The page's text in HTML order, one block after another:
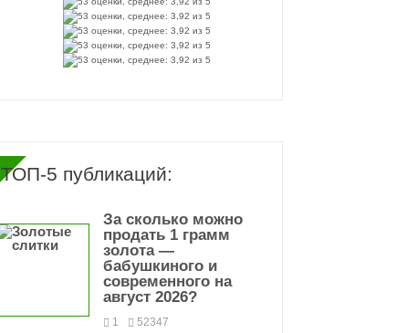
ТОП-5 публикаций:
За сколько можно
продать 1 грамм
золота —
бабушкиного и
современного на
август 2026?
1 52347